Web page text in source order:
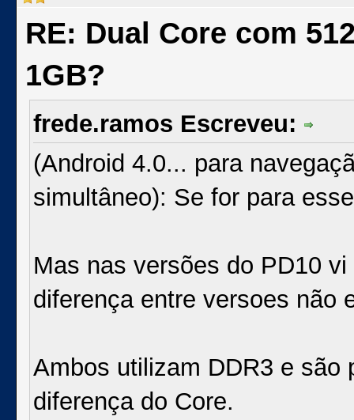
RE: Dual Core com
1GB?
frede.ramos Escreveu:
(Android 4.0... para
simultâneo): Se for para
Mas nas versões do PD10
diferença entre versoes não
Ambos utilizam DDR3 e são
diferença do Core.